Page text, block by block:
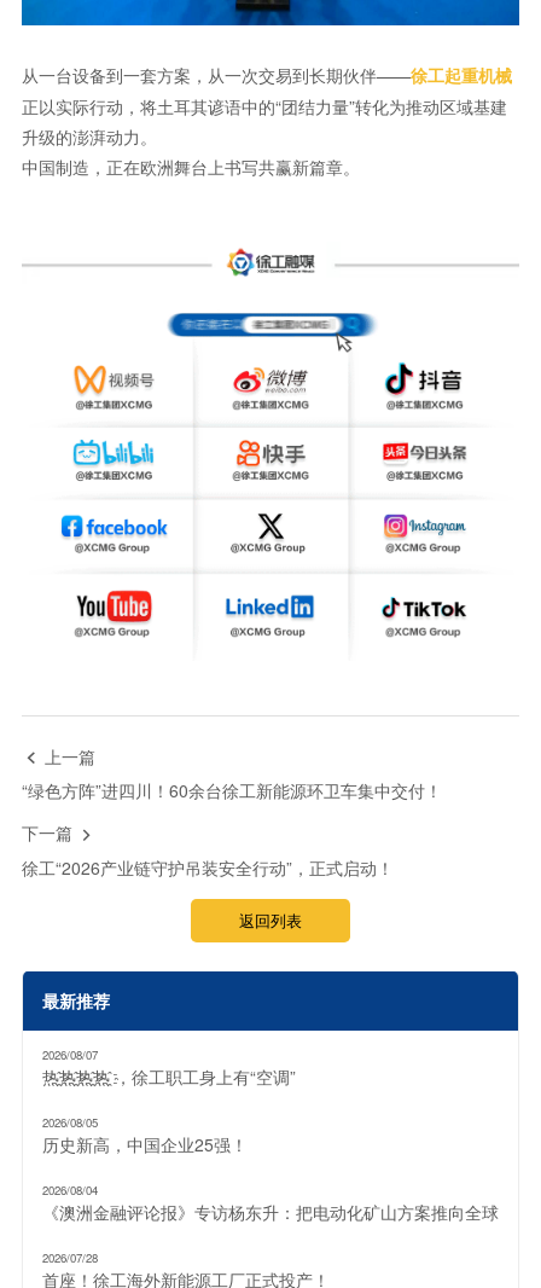
从一台设备到一套方案，从一次交易到长期伙伴——徐工起重机械
正以实际行动，将土耳其谚语中的“团结力量”转化为推动区域基建
升级的澎湃动力。
中国制造，正在欧洲舞台上书写共赢新篇章。

上一篇
“绿色方阵”进四川！60余台徐工新能源环卫车集中交付！
下一篇

徐工“2026产业链守护吊装安全行动”，正式启动！
返回列表
最新推荐
2026/08/07
热҈热҈热҈热҈ ，徐工职工身上有“空调”
2026/08/05
历史新高，中国企业25强！
2026/08/04
《澳洲金融评论报》专访杨东升：把电动化矿山方案推向全球
2026/07/28
首座！徐工海外新能源工厂正式投产！